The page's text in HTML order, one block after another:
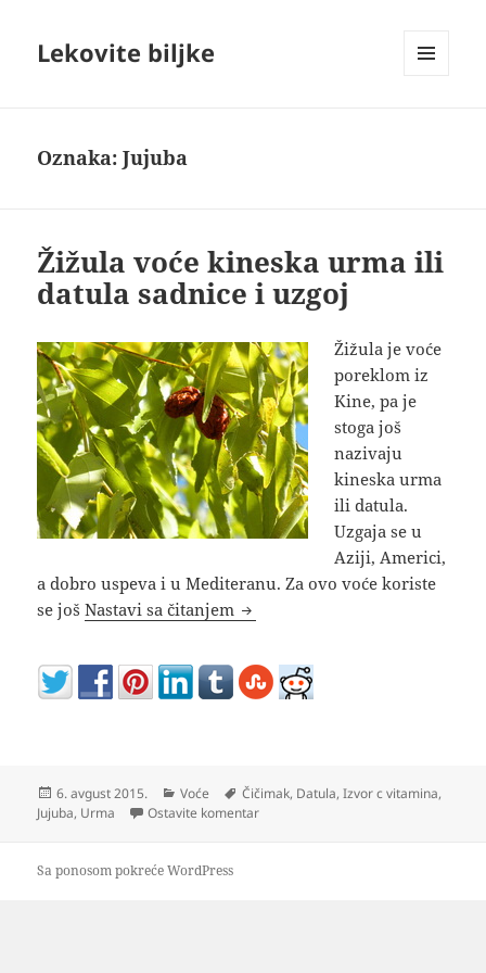
Lekovite biljke
Oznaka:Jujuba
Žižula voće kineska urma ili
datula sadnice i uzgoj
Žižula je voće
poreklom iz
Kine, pa je
stoga još
nazivaju
kineska urma
ili datula.
Uzgaja se u
Aziji, Americi,
a dobro uspeva i u Mediteranu. Za ovo voće koriste
se jošNastavi sa čitanjem Žižula voće kineska urma ili
Objavljeno
6. avgust 2015. Kategorije
Voće Oznake
Čičimak, Datula,Izvor c vitamina,
Jujuba, Urma Ostavite komentarna Žižula voće kineska urma ili
Sa ponosom pokreće WordPress